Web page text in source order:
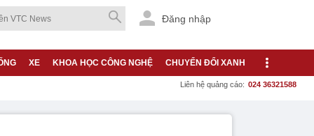
Đăng nhập
XE KHOA HỌC CÔNG NGHỆ CHUYỂN ĐỔI XANH
Liên hệ quảng cáo: 024 36321588